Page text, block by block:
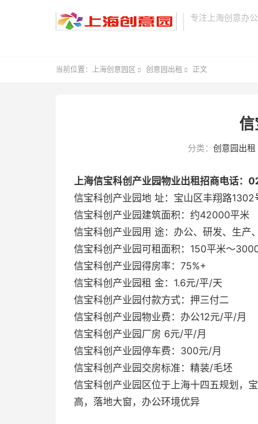
专注上海创意办公
当前位置： 上海创意园区  创意园出租  正文
信
分类： 创意园出租
上海信宝科创产业园物业出租招商电话
信宝科创产业园地 址：宝山区丰翔路1302
信宝科创产业园建筑面积：约42000平米
信宝科创产业园用 途：办公、研发、生产
信宝科创产业园可租面积：150平米～
信宝科创产业园得房率：75%+
信宝科创产业园租 金：1.6元/平/天
信宝科创产业园付款方式：押三付二
信宝科创产业园物业费：办公12元/平/月
信宝科创产业园厂房 6元/平/月
信宝科创产业园停车费：300元/月
信宝科创产业园交房标准：精装/毛坯
信宝科创产业园区位于上海十四五规划，
高，落地大窗，办公环境优异